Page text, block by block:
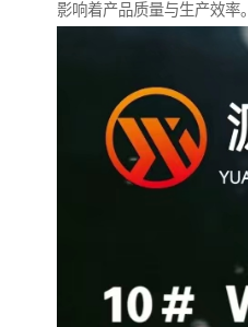
影响着产品质量与生产效率。